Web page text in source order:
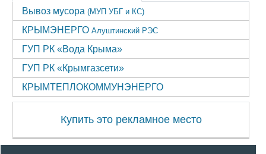
Вывоз мусора (МУП УБГ и КС)
КРЫМЭНЕРГО Алуштинский РЭС
ГУП РК «Вода Крыма»
ГУП РК «Крымгазсети»
КРЫМТЕПЛОКОММУНЭНЕРГО
Купить это рекламное место